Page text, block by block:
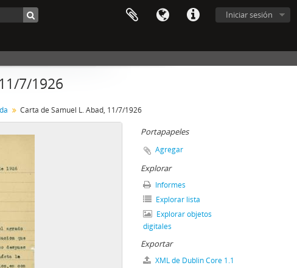
Iniciar sesión
7/1926
Carta de Samuel L. Abad, 11/7/1926
Portapapeles
Agregar
Explorar
Informes
Explorar lista
Explorar objetos
digitales
Exportar
XML de Dublin Core 1.1